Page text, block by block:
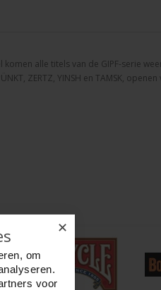
alle titels van de GIPF-serie
ZERTZ, YINSH en TAMSK,
✕
om
voor